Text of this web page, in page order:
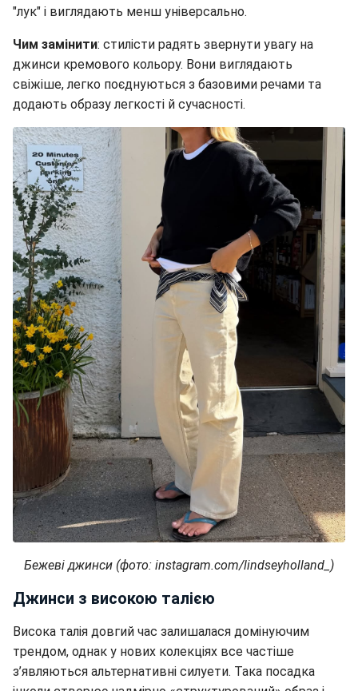
"лук" і виглядають менш універсально.
Чим замінити: стилісти радять звернути увагу на
джинси кремового кольору. Вони виглядають
свіжіше, легко поєднуються з базовими речами та
додають образу легкості й сучасності.
Бежеві джинси (фото: instagram.com/lindseyholland_)
Джинси з високою талією
Висока талія довгий час залишалася домінуючим
трендом, однак у нових колекціях все частіше
з’являються альтернативні силуети. Така посадка